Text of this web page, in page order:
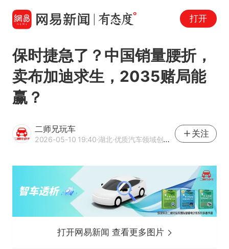
打开
保时捷急了？中国销量腰折，
卖布加迪求生，2035赌局能
赢？
二师兄玩车
2026-05-10 19:40·湖北·优质汽车领域创作者
关注
打开网易新闻 查看更多图片